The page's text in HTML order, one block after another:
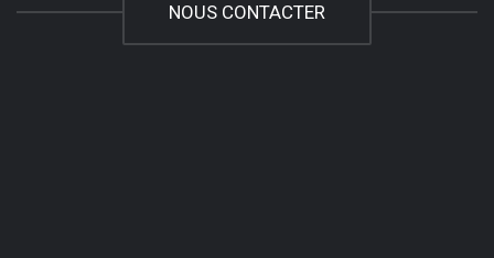
NOUS CONTACTER